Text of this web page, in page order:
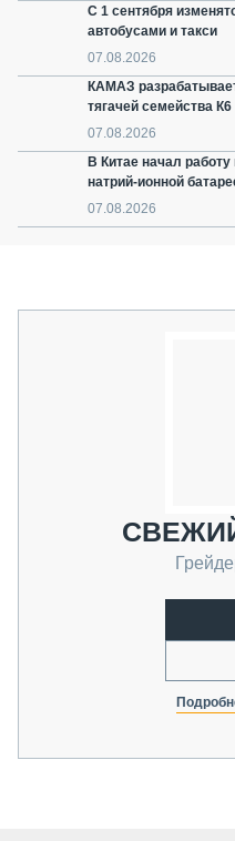
С 1 сентября
автобусами и такси
07.08.2026
КАМАЗ
тягачей семейства К6
07.08.2026
В Китае начал
натрий-ионной
07.08.2026